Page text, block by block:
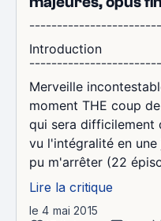
Introduction
Merveille
moment THE coup
qui sera difficilement
vu l'intégralité en
pu m'arrêter (22
Lire la critique
le 4 mai 2015